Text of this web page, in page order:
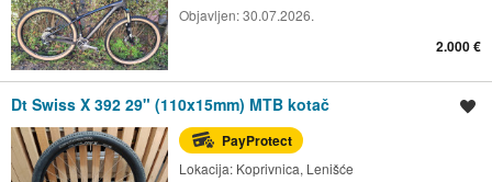
Objavljen:30.07.2026.
2.000 €
Dt Swiss X 392 29" (110x15mm) MTB kotač
PayProtect
Lokacija: Koprivnica, Lenišće